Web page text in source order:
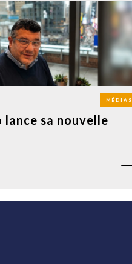
MÉDIAS
lance sa nouvelle